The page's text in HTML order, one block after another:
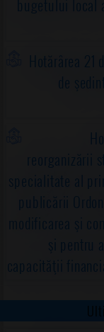
bugetului local
Hotărârea 21
de
reorganizării
specialitate al
publicării
modificarea şi
şi pentru
capacităţii